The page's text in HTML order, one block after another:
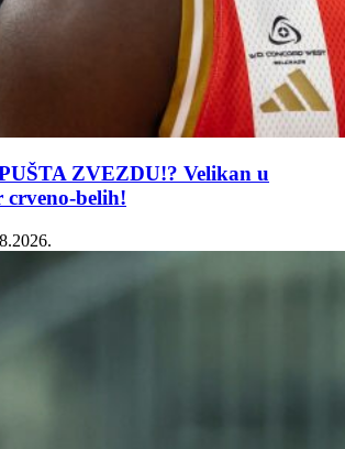
ZVEZDU!? Velikan u
crveno-belih!